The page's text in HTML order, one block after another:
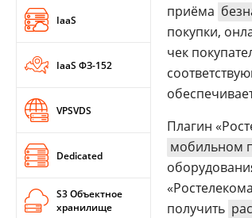
издании
Вакансии
Контакты
Telegram
IaaS
IaaS ФЗ-152
VPSVDS
Dedicated
S3 Объектное
хранилище
приёма
покупки,
чек
Плагин
мобильном
получить